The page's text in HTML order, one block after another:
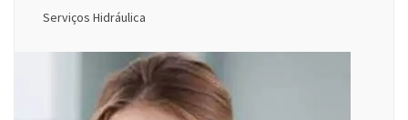
Serviços Hidráulica